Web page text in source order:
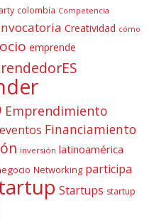
colombia Competencia
Creatividad cómo
emprende
Emprendimiento
eventos Financiamiento
inversión latinoamérica
Networking participa
Startups startup